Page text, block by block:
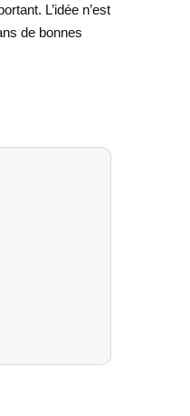
L’idée n’est
de bonnes